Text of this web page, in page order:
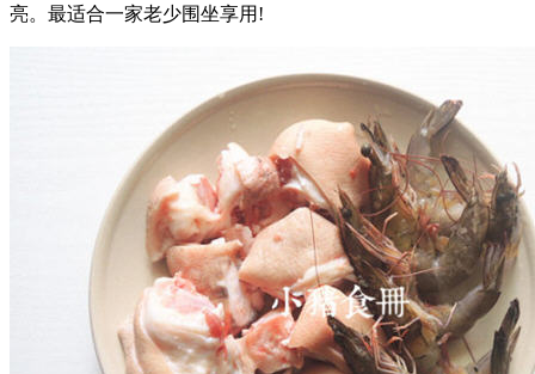
亮。最适合一家老少围坐享用!